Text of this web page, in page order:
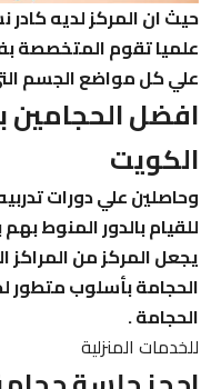
حيث ان المركز لديه كادر
علميا تقوم المتخصصة
علي كل مواضع الجسم التي
افضل الحجامين
الكويت
وحاصلين علي دورات
للقيام بالدور المنوط
يجعل المركز من المراكز
الحجامة بأسلوب متطور
الحجامة .
للخدمات المنزلية